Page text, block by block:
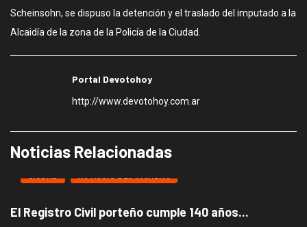
Scheinsohn, se dispuso la detención y el traslado del imputado a la
Alcaidía de la zona de la Policía de la Ciudad.
Portal Devotohoy
http://www.devotohoy.com.ar
Noticias Relacionadas
CIUDAD NOTICIAS DESTACADAS
El Registro Civil porteño cumple 140 años...